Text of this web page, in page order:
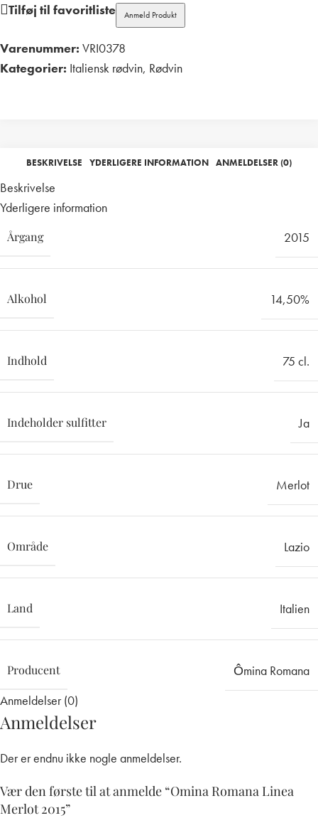
Tilføj til favoritliste
Anmeld Produkt
Varenummer: VRI0378
Kategorier: Italiensk rødvin, Rødvin
BESKRIVELSE YDERLIGERE INFORMATION ANMELDELSER (0)
Beskrivelse
Yderligere information
Årgang 2015
Alkohol 14,50%
Indhold 75 cl.
Indeholder sulfitter Ja
Drue Merlot
Område Lazio
Land Italien
Producent
Ômina Romana
Anmeldelser (0)
Anmeldelser
Der er endnu ikke nogle anmeldelser.
Vær den første til at anmelde “Omina Romana Linea
Merlot 2015”